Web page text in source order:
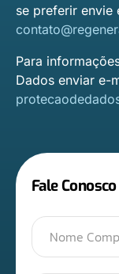
se preferir envie
Para
Dados enviar e-
Fale Conosco